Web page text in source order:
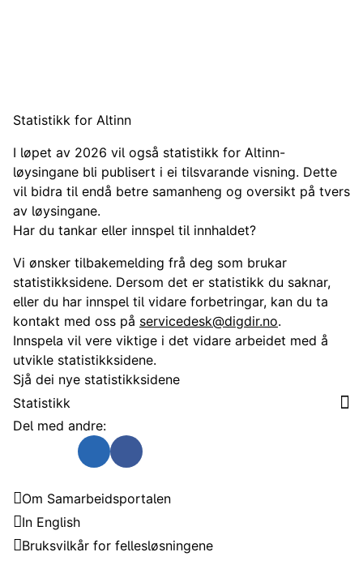
Statistikk for Altinn
I løpet av 2026 vil også statistikk for Altinn-
løysingane bli publisert i ei tilsvarande visning. Dette
vil bidra til endå betre samanheng og oversikt på tvers
av løysingane.
Har du tankar eller innspel til innhaldet?
Vi ønsker tilbakemelding frå deg som brukar
statistikksidene. Dersom det er statistikk du saknar,
eller du har innspel til vidare forbetringar, kan du ta
kontakt med oss på servicedesk@digdir.no.
Innspela vil vere viktige i det vidare arbeidet med å
utvikle statistikksidene.
Sjå dei nye statistikksidene
Statistikk
Del med andre:
Send som e-post
Del på TwitterDel på Linkedin
Del på Facebook
Om Samarbeidsportalen
In English
Bruksvilkår for fellesløsningene